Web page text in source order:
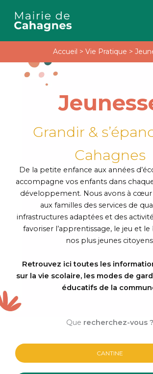
contenu
Accueil > Vie Pratique >
Grandir &
Cahagnes
De la petite enfance aux années
accompagne vos enfants dans
développement. Nous avons à
aux familles des services de
infrastructures adaptées et des
favoriser l’apprentissage, le jeu et
nos plus jeunes
Retrouvez ici toutes les
sur la vie scolaire, les modes de
éducatifs de la
Que recherchez-vous ?
CANTINE